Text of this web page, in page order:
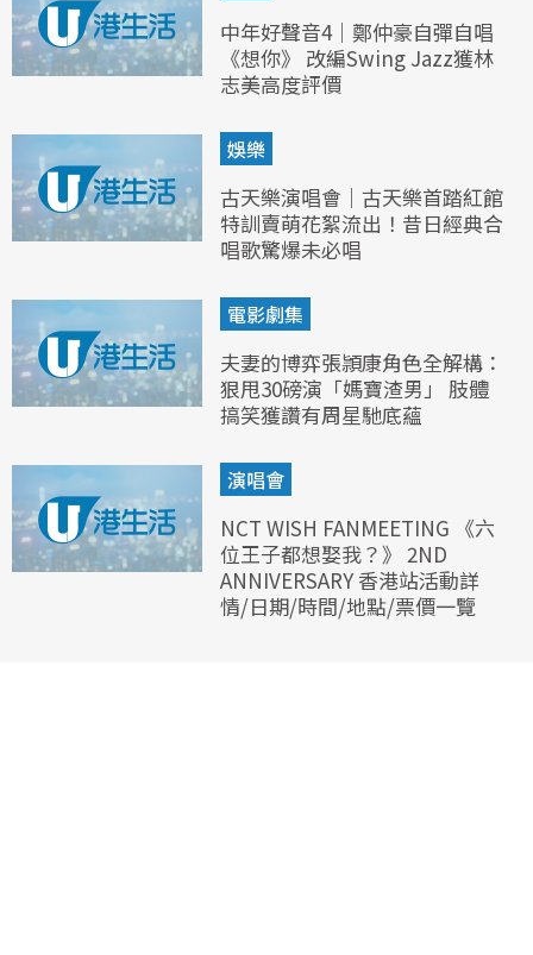
中年好聲音4｜鄭仲豪自彈自唱
《想你》 改編Swing Jazz獲林
志美高度評價
娛樂
古天樂演唱會｜古天樂首踏紅館
特訓賣萌花絮流出！昔日經典合
唱歌驚爆未必唱
電影劇集
夫妻的博弈張頴康角色全解構：
狠甩30磅演「媽寶渣男」 肢體
搞笑獲讚有周星馳底蘊
演唱會
NCT WISH FANMEETING 《六
位王子都想娶我？》 2ND
ANNIVERSARY 香港站活動詳
情/日期/時間/地點/票價一覽